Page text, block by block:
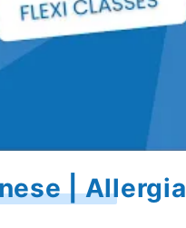
| Allergia